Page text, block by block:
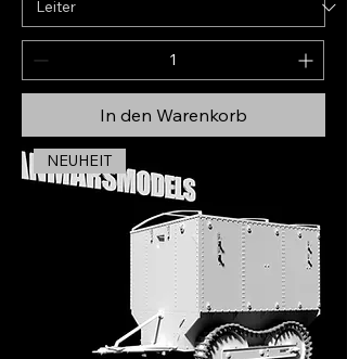
In den Warenkorb
NEUHEIT